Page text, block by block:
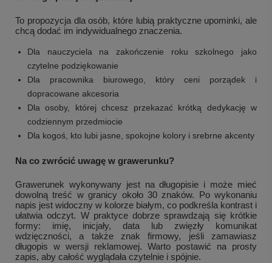
To propozycja dla osób, które lubią praktyczne upominki, ale
chcą dodać im indywidualnego znaczenia.
Dla nauczyciela na zakończenie roku szkolnego jako
czytelne podziękowanie
Dla pracownika biurowego, który ceni porządek i
dopracowane akcesoria
Dla osoby, której chcesz przekazać krótką dedykację w
codziennym przedmiocie
Dla kogoś, kto lubi jasne, spokojne kolory i srebrne akcenty
Na co zwrócić uwagę w grawerunku?
Grawerunek wykonywany jest na długopisie i może mieć
dowolną treść w granicy około 30 znaków. Po wykonaniu
napis jest widoczny w kolorze białym, co podkreśla kontrast i
ułatwia odczyt. W praktyce dobrze sprawdzają się krótkie
formy: imię, inicjały, data lub zwięzły komunikat
wdzięczności, a także znak firmowy, jeśli zamawiasz
długopis w wersji reklamowej. Warto postawić na prosty
zapis, aby całość wyglądała czytelnie i spójnie.